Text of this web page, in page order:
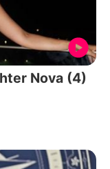
Nova (4)